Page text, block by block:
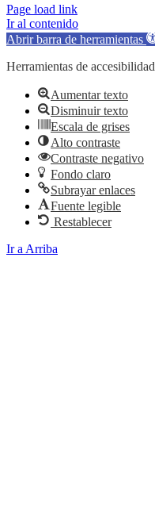
Page load link
Ir al contenido
Abrir barra de herramientas
Herramientas de accesibilidad
Aumentar texto
Disminuir texto
Escala de grises
Alto contraste
Contraste negativo
Fondo claro
Subrayar enlaces
Fuente legible
Restablecer
Ir a Arriba